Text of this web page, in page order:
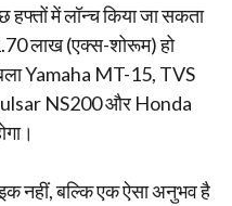
में लॉन्च किया जा सकता
लाख (एक्स-शोरूम) हो
Yamaha MT-15, TVS
NS200 और Honda
नहीं, बल्कि एक ऐसा अनुभव है